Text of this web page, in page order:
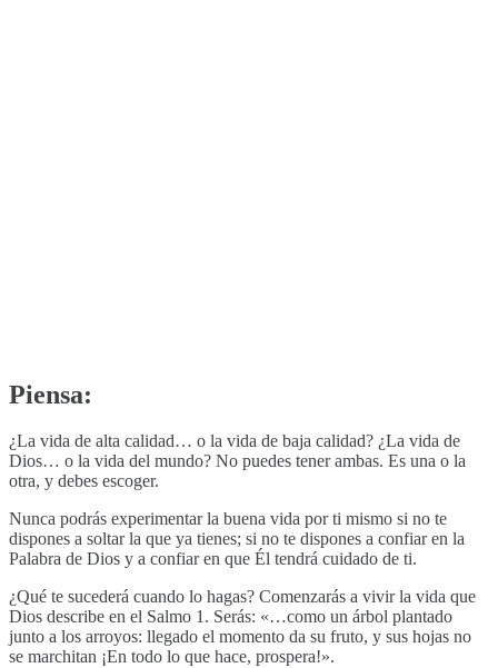
Piensa:
¿La vida de alta calidad… o la vida de baja calidad? ¿La vida de
Dios… o la vida del mundo? No puedes tener ambas. Es una o la
otra, y debes escoger.
Nunca podrás experimentar la buena vida por ti mismo si no te
dispones a soltar la que ya tienes; si no te dispones a confiar en la
Palabra de Dios y a confiar en que Él tendrá cuidado de ti.
¿Qué te sucederá cuando lo hagas? Comenzarás a vivir la vida que
Dios describe en el Salmo 1. Serás: «…como un árbol plantado
junto a los arroyos: llegado el momento da su fruto, y sus hojas no
se marchitan ¡En todo lo que hace, prospera!».